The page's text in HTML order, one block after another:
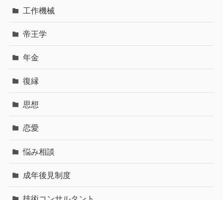
工作機械
帝王学
年金
復縁
思想
恋愛
悩み相談
成年後見制度